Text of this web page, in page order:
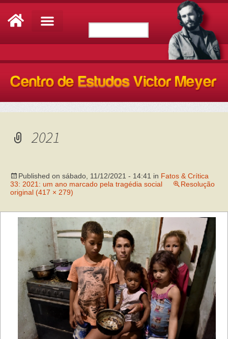
2021
Published on sábado, 11/12/2021 - 14:41 in Fatos & Crítica
33: 2021: um ano marcado pela tragédia social
Resolução
original (417 × 279)